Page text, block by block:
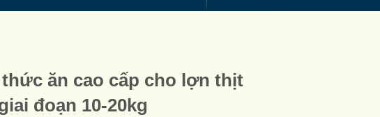
ăn cao cấp cho lợn thịt
đoạn 10-20kg